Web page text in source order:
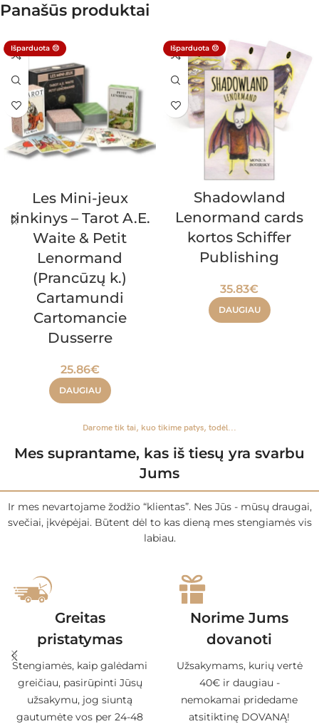
Panašūs produktai
Išparduota 😔
Les Mini-jeux
rinkinys – Tarot A.E.
Waite & Petit
Lenormand
(Prancūzų k.)
Cartamundi
Cartomancie
Dusserre
25.86€
DAUGIAU
Išparduota 😔
Shadowland
Lenormand cards
kortos Schiffer
Publishing
35.83€
DAUGIAU
Darome tik tai, kuo tikime patys, todėl...
Mes suprantame, kas iš tiesų yra svarbu
Jums
Ir mes nevartojame žodžio “klientas”. Nes Jūs - mūsų draugai,
svečiai, įkvėpėjai. Būtent dėl to kas dieną mes stengiamės vis
labiau.
Greitas
pristatymas
Stengiamės, kaip galėdami
greičiau, pasirūpinti Jūsų
užsakymu, jog siuntą
gautumėte vos per 24-48
Norime Jums
dovanoti
Užsakymams, kurių vertė
40€ ir daugiau -
nemokamai pridedame
atsitiktinę DOVANĄ!